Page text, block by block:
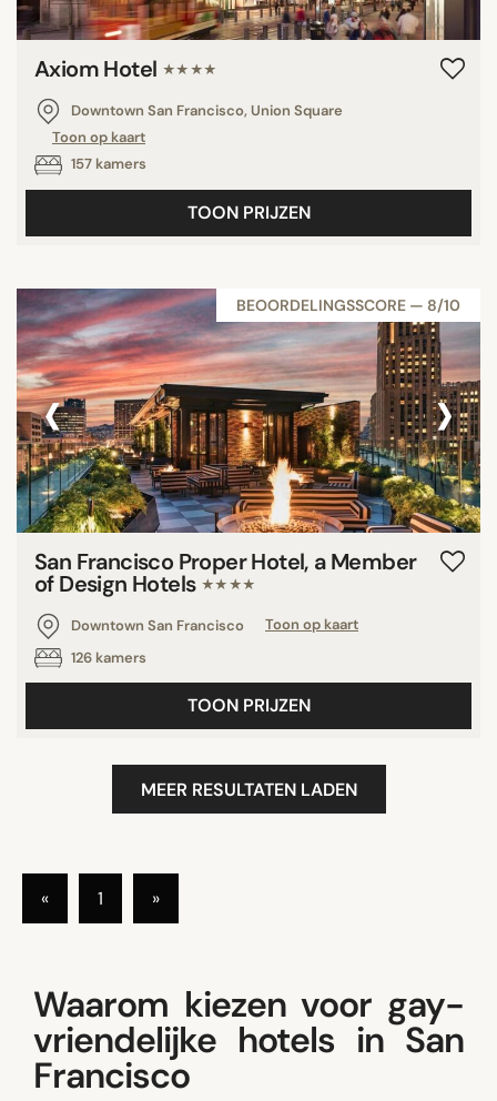
Axiom Hotel ★★★★
Downtown San Francisco, Union Square
Toon op kaart
157 kamers
TOON PRIJZEN
BEOORDELINGSSCORE — 8/10
‹ ›
San Francisco Proper Hotel, a Member
of Design Hotels ★★★★
Downtown San Francisco
Toon op kaart
126 kamers
TOON PRIJZEN
MEER RESULTATEN LADEN
« 1 »
Waarom kiezen voor gay-
vriendelijke hotels in San
Francisco